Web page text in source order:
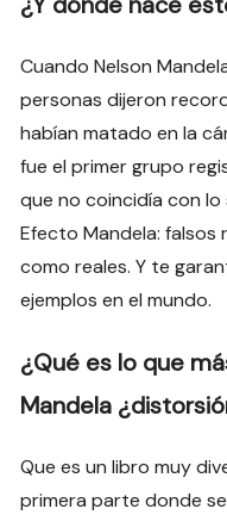
Cuando Nelson
personas dijeron
habían matado en la
fue el primer grupo
que no coincidía con lo
Efecto Mandela:
como reales. Y te
ejemplos en el mundo.
¿Qué es lo que
Mandela
Que es un libro muy
primera parte donde